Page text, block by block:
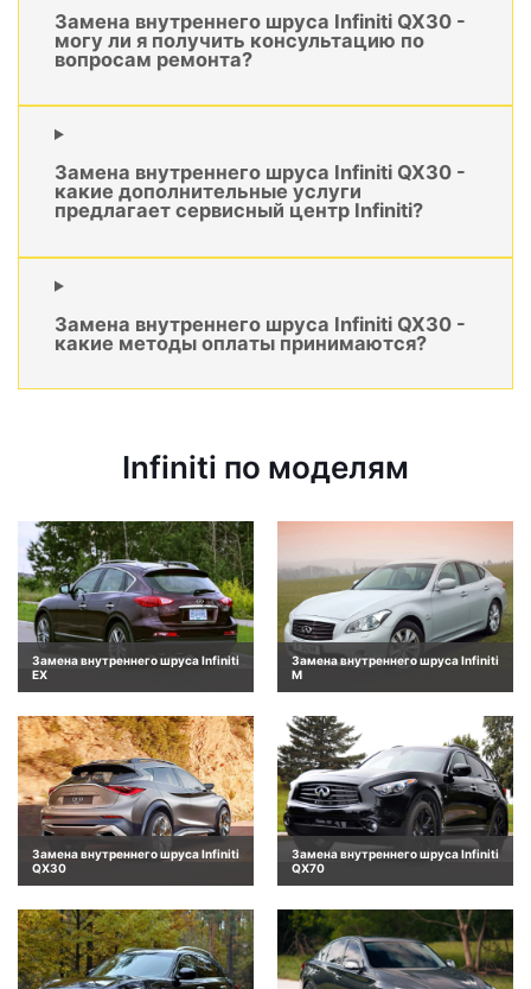
Замена внутреннего шруса Infiniti QX30 -
могу ли я получить консультацию по
вопросам ремонта?
Замена внутреннего шруса Infiniti QX30 -
какие дополнительные услуги
предлагает сервисный центр Infiniti?
Замена внутреннего шруса Infiniti QX30 -
какие методы оплаты принимаются?
Infiniti по моделям
Замена внутреннего шруса Infiniti
EX
Замена внутреннего шруса Infiniti
M
Замена внутреннего шруса Infiniti
QX30
Замена внутреннего шруса Infiniti
QX70